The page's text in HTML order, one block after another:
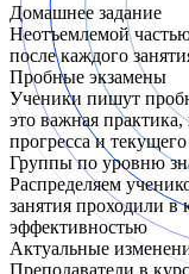
Домашнее задание
Неотъемлемой
после каждого
Пробные экзамены
Ученики пишут
это важная
прогресса и
Группы по уровню
Распределяем
занятия проходили
эффективностью
Актуальные
Преподаватели в